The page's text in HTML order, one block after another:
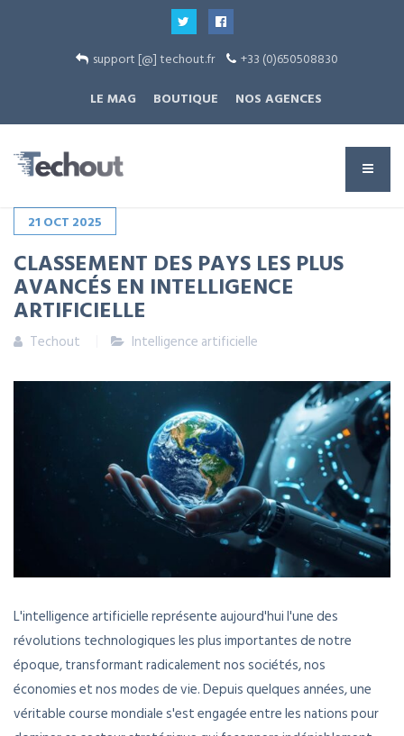
support [@] techout.fr
+33 (0)650508830
LE MAG
BOUTIQUE NOS AGENCES
21 OCT 2025
CLASSEMENT DES PAYS LES PLUS
AVANCÉS EN INTELLIGENCE
ARTIFICIELLE
Techout Intelligence artificielle
L'intelligence artificielle représente aujourd'hui l'une des
révolutions technologiques les plus importantes de notre
époque, transformant radicalement nos sociétés, nos
économies et nos modes de vie. Depuis quelques années, une
véritable course mondiale s'est engagée entre les nations pour